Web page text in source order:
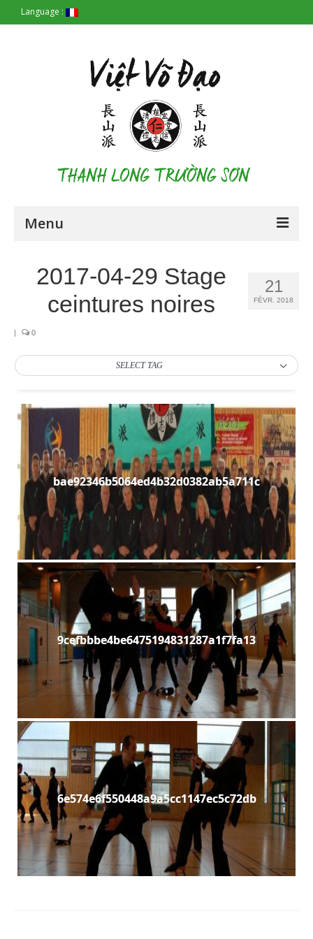
Language :
Menu
Stages
Media
Blog
Contact
21
FÉVR. 2018
2017-04-29 Stage
ceintures noires
| 0
SELECT TAG
bae92346b5064ed4b32d0382ab5a711c
9cefbbbe4be6475194831287a1f7fa13
6e574e6f550448a9a5cc1147ec5c72db